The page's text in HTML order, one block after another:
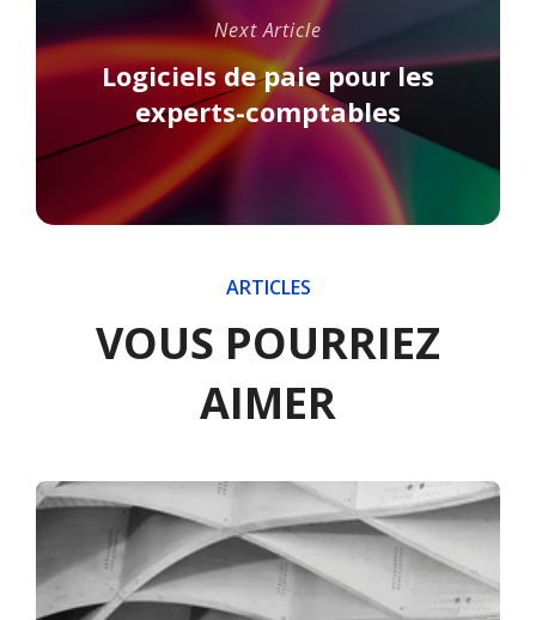
Next Article
Logiciels de paie pour les
experts-comptables
ARTICLES
VOUS POURRIEZ
AIMER